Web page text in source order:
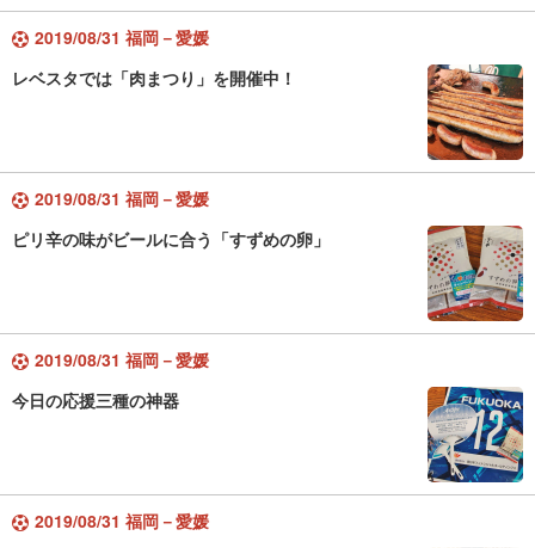
2019/08/31 福岡－愛媛
レベスタでは「肉まつり」を開催中！
2019/08/31 福岡－愛媛
ピリ辛の味がビールに合う「すずめの卵」
2019/08/31 福岡－愛媛
今日の応援三種の神器
2019/08/31 福岡－愛媛